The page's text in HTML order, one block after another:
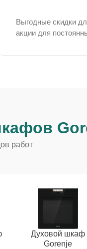
Выгодные скидки
акции для
работ
Духовой шкаф
Gorenje